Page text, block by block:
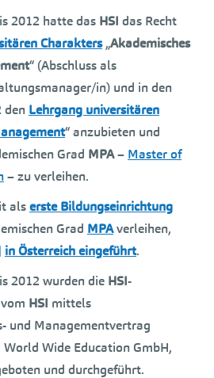
2012 hatte das HSI das Recht
Charakters„Akademisches
“ (Abschluss als
in) und in den
den Lehrgang universitären
“ anzubieten und
Grad MPA– Master of
– zu verleihen.
alserste Bildungseinrichtung
Grad MPAverleihen,
in Österreich eingeführt.
2012 wurden die HSI-
HSI mittels
und Managementvertrag
Wide Education GmbH,
und durchgeführt.